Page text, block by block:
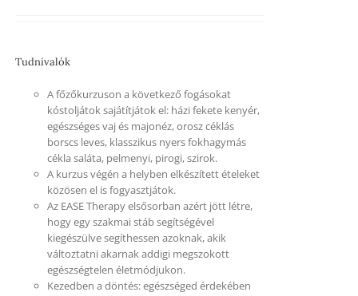
Tudnivalók
A főzőkurzuson a következő fogásokat
kóstoljátok sajátítjátok el: házi fekete kenyér,
egészséges vaj és majonéz, orosz céklás
borscs leves, klasszikus nyers fokhagymás
cékla saláta, pelmenyi, pirogi, szirok.
A kurzus végén a helyben elkészített ételeket
közösen el is fogyasztjátok.
Az EASE Therapy elsősorban azért jött létre,
hogy egy szakmai stáb segítségével
kiegészülve segíthessen azoknak, akik
változtatni akarnak addigi megszokott
egészségtelen életmódjukon.
Kezedben a döntés: egészséged érdekében